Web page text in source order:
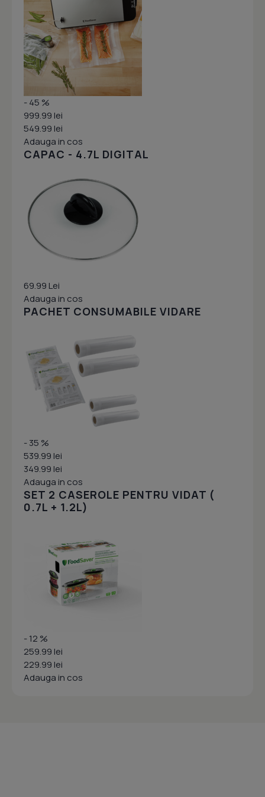
- 45 %
999.99 lei
549.99 lei
Adauga in cos
CAPAC - 4.7L DIGITAL
69.99 Lei
Adauga in cos
PACHET CONSUMABILE VIDARE
- 35 %
539.99 lei
349.99 lei
Adauga in cos
SET 2 CASEROLE PENTRU VIDAT (
0.7L + 1.2L)
- 12 %
259.99 lei
229.99 lei
Adauga in cos